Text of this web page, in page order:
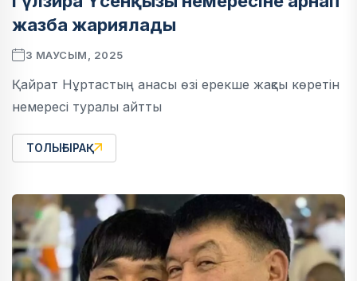
жазба жариялады
3 МАУСЫМ, 2025
Қайрат Нұртастың анасы өзі ерекше жақсы көретін
немересі туралы айтты
ТОЛЫҒЫРАҚ